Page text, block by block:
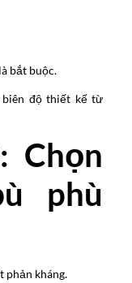
bắt buộc.
biên độ thiết kế từ
Chọn
phù
phản kháng.